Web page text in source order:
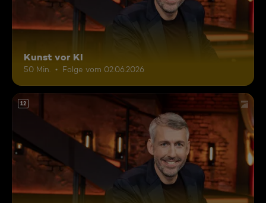
Kunst vor KI
50 Min. Folge vom 02.06.2026
12